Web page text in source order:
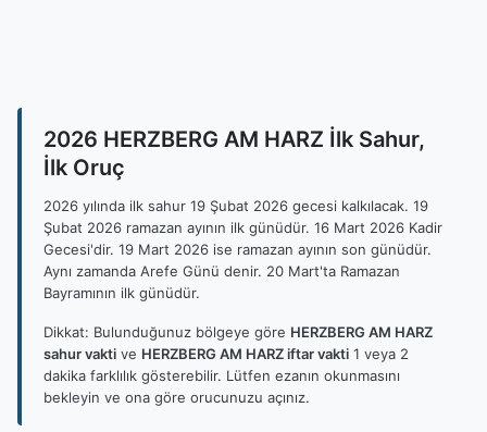
2026 HERZBERG AM HARZ İlk Sahur,
İlk Oruç
2026 yılında ilk sahur 19 Şubat 2026 gecesi kalkılacak. 19
Şubat 2026 ramazan ayının ilk günüdür. 16 Mart 2026 Kadir
Gecesi'dir. 19 Mart 2026 ise ramazan ayının son günüdür.
Aynı zamanda Arefe Günü denir. 20 Mart'ta Ramazan
Bayramının ilk günüdür.
Dikkat: Bulunduğunuz bölgeye göre HERZBERG AM HARZ
sahur vakti ve HERZBERG AM HARZ iftar vakti 1 veya 2
dakika farklılık gösterebilir. Lütfen ezanın okunmasını
bekleyin ve ona göre orucunuzu açınız.